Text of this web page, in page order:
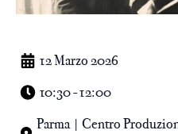
12 Marzo 2026
10:30 - 12:00
Parma | Centro